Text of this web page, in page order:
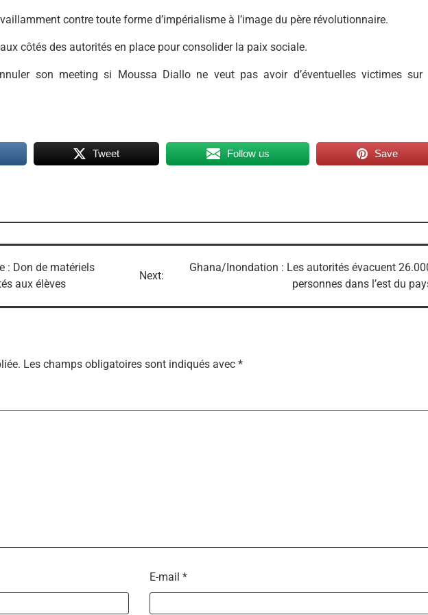
contre toute forme d’impérialisme à l’image du père révolutionnaire.
côtés des autorités en place pour consolider la paix sociale.
son meeting si Moussa Diallo ne veut pas avoir d’éventuelles victimes sur
Tweet Follow us Save
: Don de matériels
aux élèves
Next:
Ghana/Inondation : Les autorités évacuent
personnes dans l’est du
Les champs obligatoires sont indiqués avec *
E-mail *